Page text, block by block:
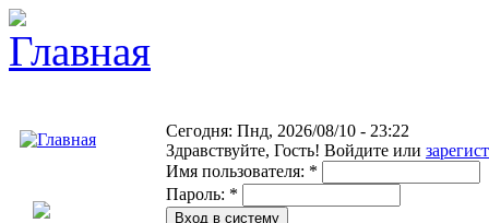
Сегодня: Пнд, 2026/08/10 - 23:22
Здравствуйте, Гость! Войдите или
Имя пользователя: *
Пароль: *